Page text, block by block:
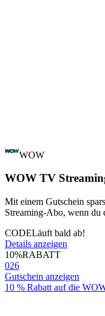
WOW
WOW TV
Mit einem Gutschein
Streaming-Abo, wenn du
CODELäuft bald ab!
Details anzeigen
10%RABATT
026
Gutschein anzeigen
10 % Rabatt auf die